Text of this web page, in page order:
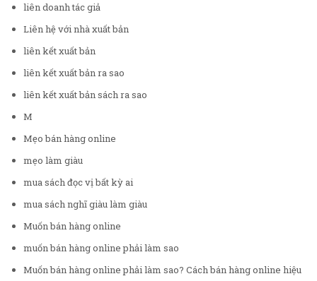
liên doanh tác giả
Liên hệ với nhà xuất bản
liên kết xuất bản
liên kết xuất bản ra sao
liên kết xuất bản sách ra sao
M
Mẹo bán hàng online
mẹo làm giàu
mua sách đọc vị bất kỳ ai
mua sách nghĩ giàu làm giàu
Muốn bán hàng online
muốn bán hàng online phải làm sao
Muốn bán hàng online phải làm sao? Cách bán hàng online hiệu